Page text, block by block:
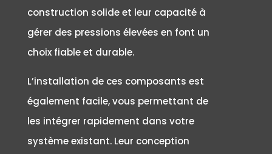
construction solide et leur capacité à
gérer des pressions élevées en font un
choix fiable et durable.
L’installation de ces composants est
également facile, vous permettant de
les intégrer rapidement dans votre
système existant. Leur conception